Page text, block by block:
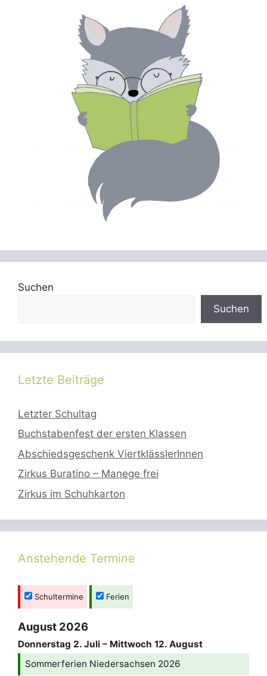
Suchen
Suchen
Letzte Beiträge
Letzter Schultag
Buchstabenfest der ersten Klassen
Abschiedsgeschenk ViertklässlerInnen
Zirkus Buratino – Manege frei
Zirkus im Schuhkarton
Anstehende Termine
Schultermine Ferien
August 2026
Donnerstag 2. Juli – Mittwoch 12. August
Sommerferien Niedersachsen 2026